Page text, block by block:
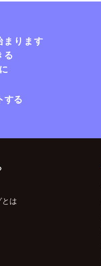
まります
る
する
は